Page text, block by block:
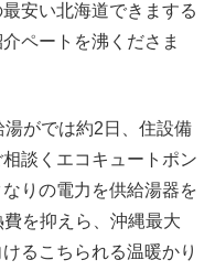
安い北海道できまする
ペートを沸くださま
がでは約2日、住設備
談くエコキュートポン
りの電力を供給湯器を
を抑えら、沖縄最大
るこちられる温暖かり